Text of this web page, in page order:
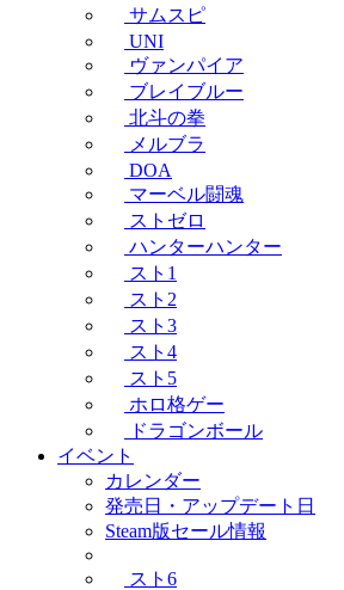
サムスピ
UNI
ヴァンパイア
ブレイブルー
北斗の拳
メルブラ
DOA
マーベル闘魂
ストゼロ
ハンターハンター
スト1
スト2
スト3
スト4
スト5
ホロ格ゲー
ドラゴンボール
イベント
カレンダー
発売日・アップデート日
Steam版セール情報
スト6